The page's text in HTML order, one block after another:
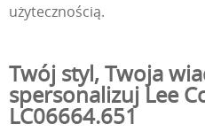
użytecznością.
Twój styl, Twoja
spersonalizuj Lee
LC06664.651